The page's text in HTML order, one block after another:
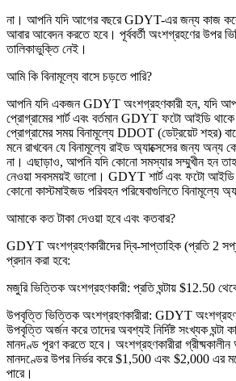
না। আপনি যদি আগের বছরে GDYT-এর জন্য কাজ
আবার আবেদন করতে হবে। পূর্ববর্তী অংশগ্রহণের উপর
তালিকাভুক্তি নেই।
আমি কি বিনামূল্যে বাসে চড়তে পারি?
আপনি যদি একজন GDYT অংশগ্রহণকারী হন, যদি
প্রোগ্রামের শার্ট এবং বর্তমান GDYT ফটো আইডি থাকে
প্রোগ্রামের সময় বিনামূল্যে DDOT (ডেট্রয়েট শহর)
মনে রাখবেন যে বিনামূল্যে রাইড অ্যাক্সেসের জন্য অন্য
না। এছাড়াও, আপনি যদি কোনো সমস্যার সম্মুখীন হন
নেওয়া সবসময়ই ভালো। GDYT শার্ট এবং ফটো আইডি
কোনো কাস্টমাইজড পরিবহন পরিষেবাগুলিতে বিনামূল্যে
আমাকে কত টাকা দেওয়া হবে এবং কতবার?
GDYT অংশগ্রহণকারীদের দ্বি-সাপ্তাহিক (প্রতি 2
প্রদান করা হবে:
মজুরি ভিত্তিক অংশগ্রহণকারী: প্রতি ঘন্টায় $12.50
উপবৃত্তি ভিত্তিক অংশগ্রহণকারীরা: GDYT
উপবৃত্তি অর্জন করে তাদের অবশ্যই নির্দিষ্ট সংখ্যক ঘন্টা
মানদণ্ড পূরণ করতে হবে। অংশগ্রহণকারীরা
মানদণ্ডের উপর নির্ভর করে $1,500 এবং $2,000 এর
পারে।